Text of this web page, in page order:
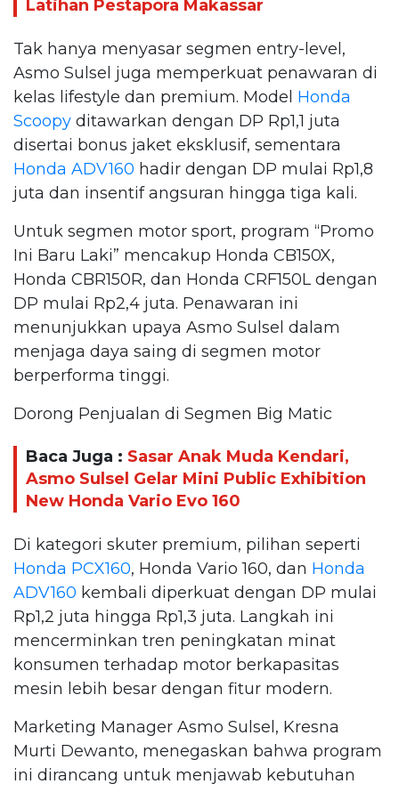
Latihan Pestapora Makassar
Tak hanya menyasar segmen entry-level,
Asmo Sulsel juga memperkuat penawaran di
kelas lifestyle dan premium. Model Honda
Scoopy ditawarkan dengan DP Rp1,1 juta
disertai bonus jaket eksklusif, sementara
Honda ADV160 hadir dengan DP mulai Rp1,8
juta dan insentif angsuran hingga tiga kali.
Untuk segmen motor sport, program “Promo
Ini Baru Laki” mencakup Honda CB150X,
Honda CBR150R, dan Honda CRF150L dengan
DP mulai Rp2,4 juta. Penawaran ini
menunjukkan upaya Asmo Sulsel dalam
menjaga daya saing di segmen motor
berperforma tinggi.
Dorong Penjualan di Segmen Big Matic
Baca Juga : Sasar Anak Muda Kendari,
Asmo Sulsel Gelar Mini Public Exhibition
New Honda Vario Evo 160
Di kategori skuter premium, pilihan seperti
Honda PCX160, Honda Vario 160, dan Honda
ADV160 kembali diperkuat dengan DP mulai
Rp1,2 juta hingga Rp1,3 juta. Langkah ini
mencerminkan tren peningkatan minat
konsumen terhadap motor berkapasitas
mesin lebih besar dengan fitur modern.
Marketing Manager Asmo Sulsel, Kresna
Murti Dewanto, menegaskan bahwa program
ini dirancang untuk menjawab kebutuhan